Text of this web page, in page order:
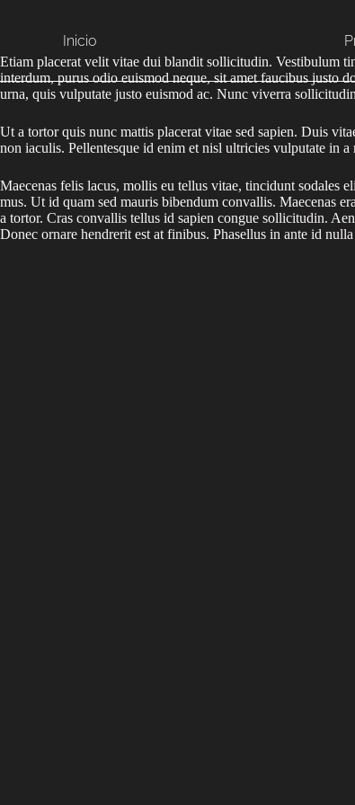
Inicio
Etiam placerat velit vitae dui blandit sollicitudin. Vestibulum
interdum, purus odio euismod neque, sit amet faucibus justo
urna, quis vulputate justo euismod ac. Nunc viverra
Ut a tortor quis nunc mattis placerat vitae sed sapien. Duis
non iaculis. Pellentesque id enim et nisl ultricies vulputate in
Maecenas felis lacus, mollis eu tellus vitae, tincidunt sodales
mus. Ut id quam sed mauris bibendum convallis. Maecenas
a tortor. Cras convallis tellus id sapien congue sollicitudin.
Donec ornare hendrerit est at finibus. Phasellus in ante id